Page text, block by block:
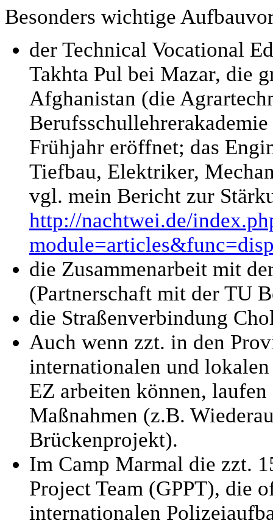
Besonders wichtige
der Technical Vocational
Takhta Pul bei Mazar, die
Afghanistan (die
Frühjahr eröffnet; das
Tiefbau, Elektriker,
vgl. mein Bericht zur
http://nachtwei.de/
die Zusammenarbeit mit
(Partnerschaft mit der TU
die Straßenverbindung
Auch wenn zzt. in den
internationalen und
EZ arbeiten können,
Maßnahmen (z.B.
Brückenprojekt).
Im Camp Marmal die zzt.
Project Team (GPPT), die
internationalen